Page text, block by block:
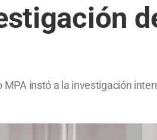
instó a la investigación